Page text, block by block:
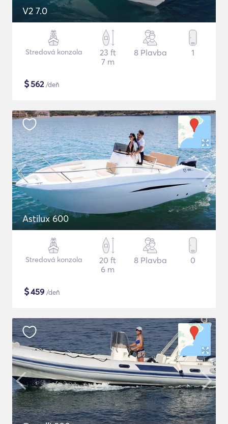
V2 7.0
Stredová konzola
23 ft
7 m
8 Plavba 1
$562/deň
Astilux 600
Stredová konzola
20 ft
6 m
8 Plavba 0
$459 /deň